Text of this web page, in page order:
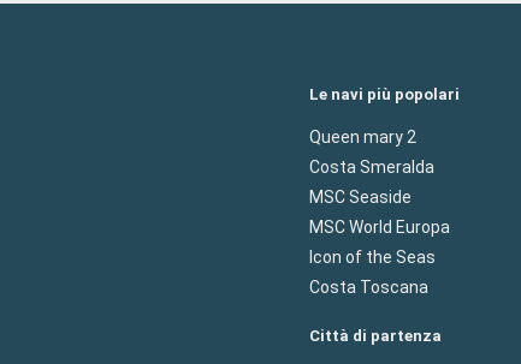
Le navi più popolari
Queen mary 2
Costa Smeralda
MSC Seaside
MSC World Europa
Icon of the Seas
Costa Toscana
Città di partenza